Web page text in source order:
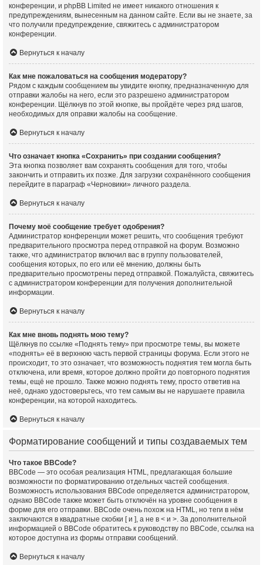
конференции, и phpBB Limited не имеет никакого отношения к
предупреждениям, вынесенным на данном сайте. Если вы не знаете, за
что получили предупреждение, свяжитесь с администратором
конференции.
Вернуться к началу
Как мне пожаловаться на сообщения модератору?
Рядом с каждым сообщением вы увидите кнопку, предназначенную для
отправки жалобы на него, если это разрешено администратором
конференции. Щёлкнув по этой кнопке, вы пройдёте через ряд шагов,
необходимых для оправки жалобы на сообщение.
Вернуться к началу
Что означает кнопка «Сохранить» при создании сообщения?
Эта кнопка позволяет вам сохранять сообщения для того, чтобы
закончить и отправить их позже. Для загрузки сохранённого сообщения
перейдите в параграф «Черновики» личного раздела.
Вернуться к началу
Почему моё сообщение требует одобрения?
Администратор конференции может решить, что сообщения требуют
предварительного просмотра перед отправкой на форум. Возможно
также, что администратор включил вас в группу пользователей,
сообщения которых, по его или её мнению, должны быть
предварительно просмотрены перед отправкой. Пожалуйста, свяжитесь
с администратором конференции для получения дополнительной
информации.
Вернуться к началу
Как мне вновь поднять мою тему?
Щёлкнув по ссылке «Поднять тему» при просмотре темы, вы можете
«поднять» её в верхнюю часть первой страницы форума. Если этого не
происходит, то это означает, что возможность поднятия тем могла быть
отключена, или время, которое должно пройти до повторного поднятия
темы, ещё не прошло. Также можно поднять тему, просто ответив на
неё, однако удостоверьтесь, что тем самым вы не нарушаете правила
конференции, на которой находитесь.
Вернуться к началу
Форматирование сообщений и типы создаваемых тем
Что такое BBCode?
BBCode — это особая реализация HTML, предлагающая большие
возможности по форматированию отдельных частей сообщения.
Возможность использования BBCode определяется администратором,
однако BBCode также может быть отключён на уровне сообщения в
форме для его отправки. BBCode очень похож на HTML, но теги в нём
заключаются в квадратные скобки [ и ], а не в < и >. За дополнительной
информацией о BBCode обратитесь к руководству по BBCode, ссылка на
которое доступна из формы отправки сообщений.
Вернуться к началу